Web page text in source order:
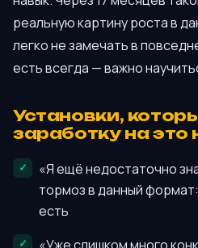
реальную картину роста в
легко не замечать в
есть всегда — важно
Установки,
заработку на это
«Я ещё недостаточно
тормоз в данный
есть
«Уже слишком много